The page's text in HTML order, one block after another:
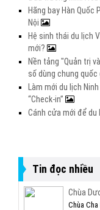
Hãng bay Hàn
Nội
Hệ sinh thái du lịch
mới?
Nền tảng "Quản trị
số dùng chung quốc
Làm mới du lịch
“Check-in”
Cánh cửa mới để
Tin đọc nhiều
Chùa
Chùa